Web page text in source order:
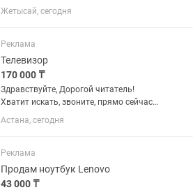
отличном состоянии, полностью
исправен, без технических проблем.
для игр, учебы,...
Жетысай, сегодня
Реклама
Телевизор
170 000 ₸
Здравствуйте, Дорогой читатель!
Хватит искать, звоните, прямо сейчас
мы сделаем то, что вы хотите
качественно и не дорого) Наши
современными функциями, такими
как...
Астана, сегодня
Реклама
Продам ноутбук Lenovo
43 000 ₸